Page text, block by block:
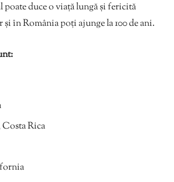
poate duce o viață lungă și fericită
în România poți ajunge la 100 de ani.
Rica